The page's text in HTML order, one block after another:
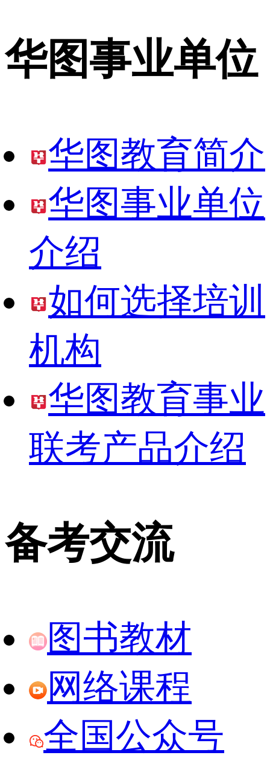
华图事业单位
华图教育简介
华图事业单位
介绍
如何选择培训
机构
华图教育事业
联考产品介绍
备考交流
图书教材
网络课程
全国公众号